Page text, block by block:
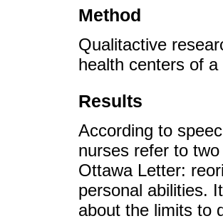
Method
Qualitactive
health centers of
Results
According to
nurses refer to
Ottawa Letter:
personal abilities.
about the limits to